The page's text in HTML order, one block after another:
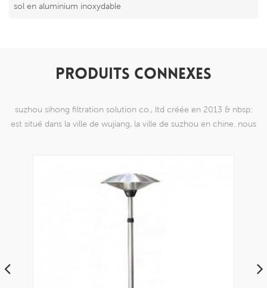
sol en aluminium inoxydable
PRODUITS CONNEXES
suzhou sihong filtration solution co., ltd créée en 2013 & nbsp;
est situé dans la ville de wujiang, la ville de suzhou en chine. nous